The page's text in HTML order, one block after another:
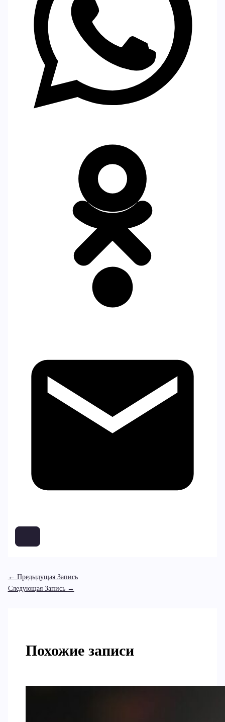
← Предыдущая Запись
Следующая Запись →
Похожие записи